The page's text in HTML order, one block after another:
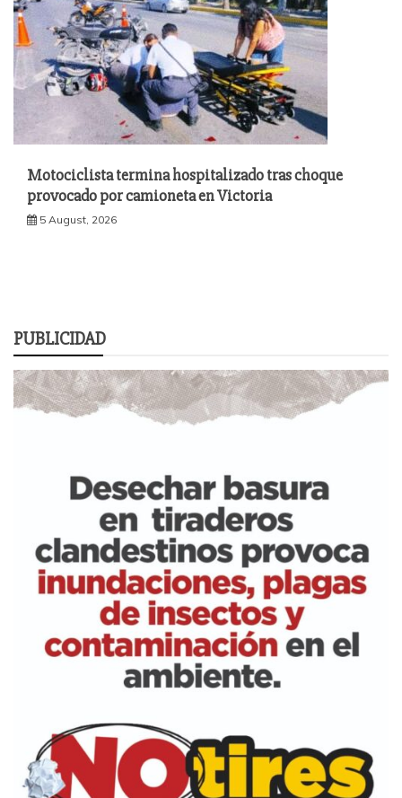
Motociclista termina hospitalizado tras choque
provocado por camioneta en Victoria
5 August, 2026
PUBLICIDAD